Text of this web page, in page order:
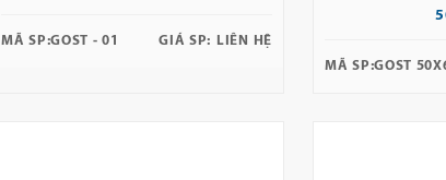
MÃ SP:GOST - 01 GIÁ SP: LIÊN HỆ
MÃ SP:GOST